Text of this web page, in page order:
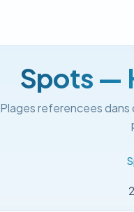
Spots —
Plages referencees